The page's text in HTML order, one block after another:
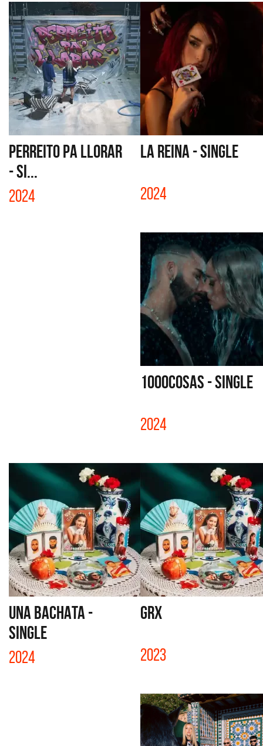
PERREITO PA LLORAR
- SI...
2024
LA REINA - SINGLE
2024
1000COSAS - SINGLE
2024
UNA BACHATA -
SINGLE
2024
GRX
2023